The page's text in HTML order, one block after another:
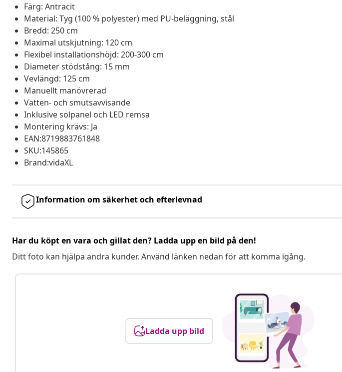
Färg: Antracit
Material: Tyg (100 % polyester) med PU-beläggning, stål
Bredd: 250 cm
Maximal utskjutning: 120 cm
Flexibel installationshöjd: 200-300 cm
Diameter stödstång: 15 mm
Vevlängd: 125 cm
Manuellt manövrerad
Vatten- och smutsavvisande
Inklusive solpanel och LED remsa
Montering krävs: Ja
EAN:8719883761848
SKU:145865
Brand:vidaXL
Information om säkerhet och efterlevnad
Har du köpt en vara och gillat den? Ladda upp en bild på den!
Ditt foto kan hjälpa andra kunder. Använd länken nedan för att komma igång.
Ladda upp bild